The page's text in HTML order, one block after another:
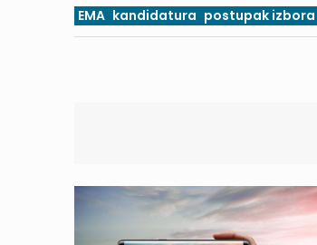
EMA kandidatura postupak izbora